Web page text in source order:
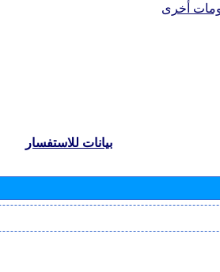
أخرى
بيانات للاستفسار